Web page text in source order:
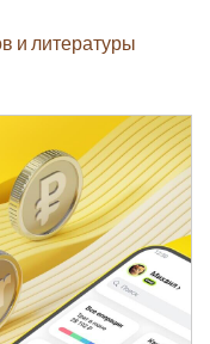
и литературы